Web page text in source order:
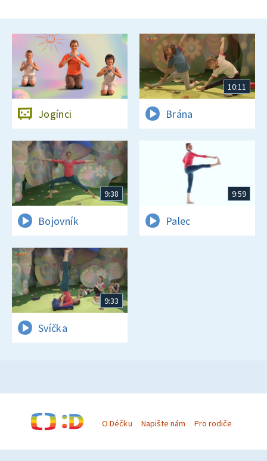
Jogínci
10:11
Brána
9:38
Bojovník
9:59
Palec
9:33
Svíčka
O Déčku Napište nám Pro rodiče